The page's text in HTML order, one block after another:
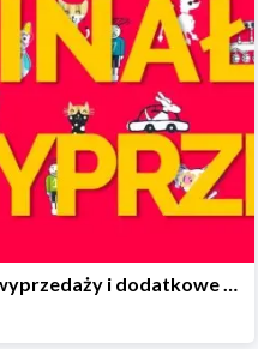
Finał wyprzedaży i dodatkowe 15%